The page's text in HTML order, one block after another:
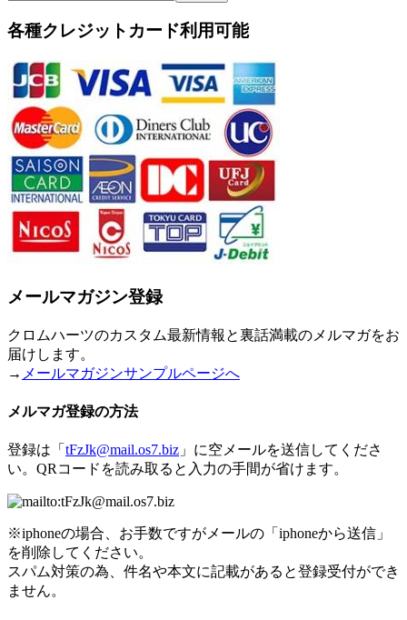
各種クレジットカード利用可能
メールマガジン登録
クロムハーツのカスタム最新情報と裏話満載のメルマガをお
届けします。
→ メールマガジンサンプルページへ
メルマガ登録の方法
登録は「 tFzJk@mail.os7.biz 」に空メールを送信してくださ
い。QRコードを読み取ると入力の手間が省けます。
※iphoneの場合、お手数ですがメールの「iphoneから送信」
を削除してください。
スパム対策の為、件名や本文に記載があると登録受付ができ
ません。